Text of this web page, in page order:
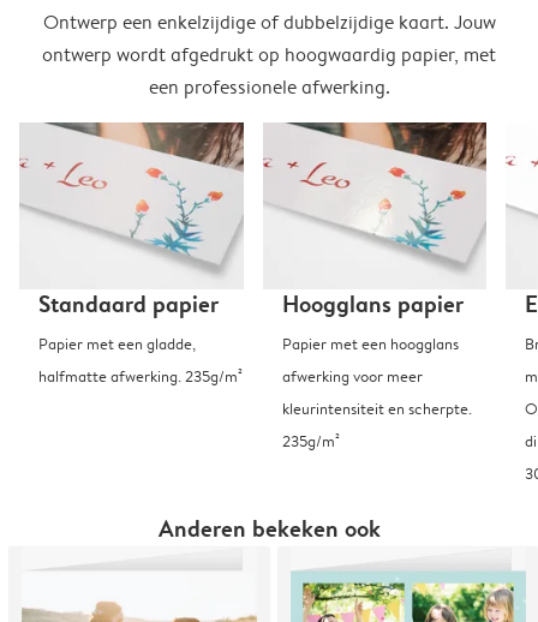
Ontwerp een enkelzijdige of dubbelzijdige kaart. Jouw
ontwerp wordt afgedrukt op hoogwaardig papier, met
een professionele afwerking.
Standaard papier
Papier met een gladde,
halfmatte afwerking. 235g/m²
Hoogglans papier
Papier met een hoogglans
afwerking voor meer
kleurintensiteit en scherpte.
235g/m²
Anderen bekeken ook